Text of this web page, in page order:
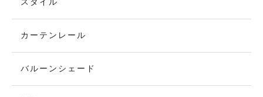
スタイル
カーテンレール
バルーンシェード